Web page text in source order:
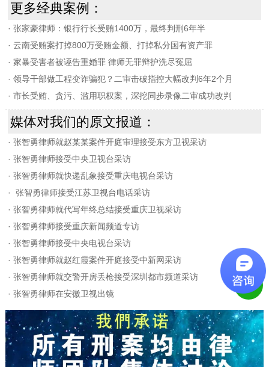
更多经典案例：
· 张家豪律师：银行行长受贿1400万，最终判刑6年半
· 云南受贿案打掉800万受贿金额、打掉私分国有资产罪
· 家暴受害者被诬告重婚罪 律师无罪辩护洗尽冤屈
· 领导干部做工程变诈骗犯？二审击破指控大幅改判6年2个月
· 市长受贿、贪污、滥用职权案，深挖同步录像二审成功改判
媒体对我们的原文报道：
· 张智勇律师就赵某某案件开庭审理接受东方卫视采访
· 张智勇律师接受中央卫视台采访
· 张智勇律师就快递乱象接受重庆电视台采访
·
张智勇律师接受江苏卫视台电话采访
· 张智勇律师就代写年终总结接受重庆卫视采访
· 张智勇律师接受重庆新闻频道专访
· 张智勇律师接受中央电视台采访
· 张智勇律师就赵红霞案件开庭接受中新网采访
· 张智勇律师就交警开房丢枪接受深圳都市频道采访
· 张智勇律师在安徽卫视出镜